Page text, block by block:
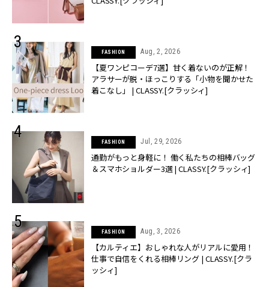
FASHION Aug, 2, 2026
【夏ワンピコーデ7選】甘く着ないのが正解！
アラサーが脱・ほっこりする「小物を聞かせた
着こなし」 | CLASSY.[クラッシィ]
FASHION Jul, 29, 2026
通勤がもっと身軽に！ 働く私たちの相棒バッグ
＆スマホショルダー3選 | CLASSY.[クラッシィ]
FASHION Aug, 3, 2026
【カルティエ】おしゃれな人がリアルに愛用！
仕事で自信をくれる相棒リング | CLASSY.[クラ
ッシィ]